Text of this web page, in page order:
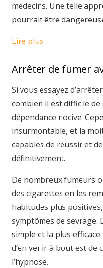
médecins. Une telle
pourrait être
Lire plus…
Arrêter de fumer
Si vous essayez
combien il est difficile
dépendance nocive.
insurmontable, et la
capables de réussir et
définitivement.
De nombreux fumeurs
des cigarettes en les
habitudes plus
symptômes de sevrage.
simple et la plus
d’en venir à bout est de
l’hypnose.